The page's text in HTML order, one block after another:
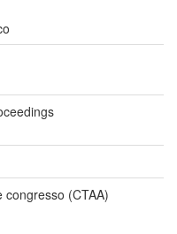
congresso (CTAA)